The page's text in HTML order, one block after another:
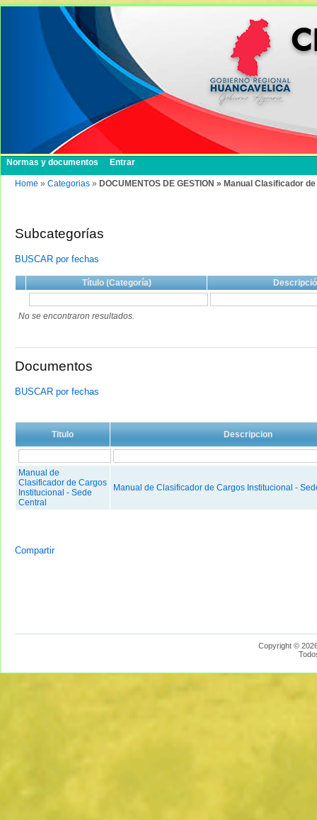
Normas y documentos Entrar
Home » Categorias » DOCUMENTOS DE GESTION » Manual Clasificador
Subcategorías
BUSCAR por fechas
Título (Categoría)
No se encontraron resultados.
Documentos
BUSCAR por fechas
Titulo Descripcion
Manual de
Clasificador de Cargos
Institucional - Sede
Central
Manual de Clasificador de Cargos Institucional -
Compartir
Copyright ©